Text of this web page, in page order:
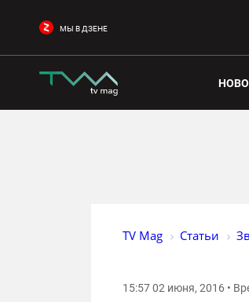
МЫ В ДЗЕНЕ
TV Mag Статьи
15:57 02 июня, 2016 •